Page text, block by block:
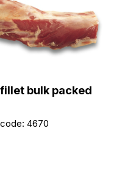
bulk packed
4670